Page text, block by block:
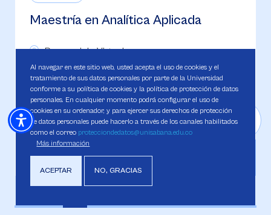
Doctorado en Ingeniería
Presencial
6 Semestres - 96 créditos
Conoce más de nuestro programa
Al navegar en este sitio web, usted acepta el uso de cookies y el
tratamiento de sus datos personales por parte de la Universidad
conforme a su política de cookies y la política de protección de datos
personales. En cualquier momento podrá configurar el uso de
cookies en su ordenador, y para ejercer sus derechos de protección
de datos personales puede hacerlo a través de los canales habilitados
como el correo protecciondedatos@unisabana.edu.co
Más información
ACEPTAR NO, GRACIAS